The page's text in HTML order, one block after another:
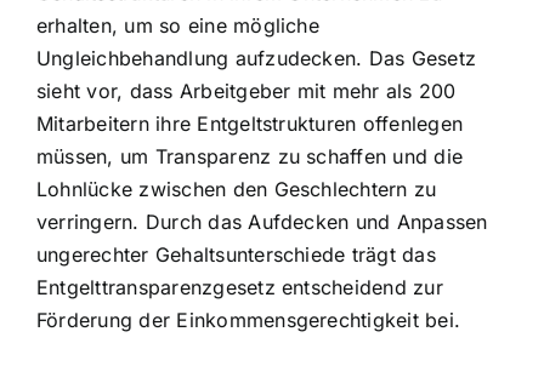
erhalten, um so eine mögliche
Ungleichbehandlung aufzudecken. Das Gesetz
sieht vor, dass Arbeitgeber mit mehr als 200
Mitarbeitern ihre Entgeltstrukturen offenlegen
müssen, um Transparenz zu schaffen und die
Lohnlücke zwischen den Geschlechtern zu
verringern. Durch das Aufdecken und Anpassen
ungerechter Gehaltsunterschiede trägt das
Entgelttransparenzgesetz entscheidend zur
Förderung der Einkommensgerechtigkeit bei.